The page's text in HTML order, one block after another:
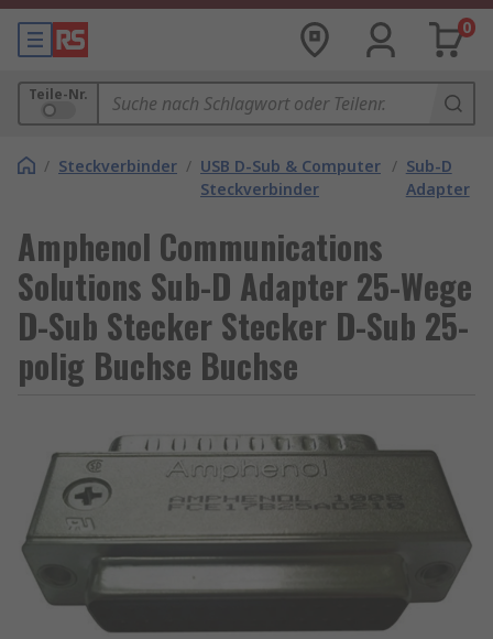
0
Teile-Nr.
/ Steckverbinder / USB D-Sub & Computer
Steckverbinder
/ Sub-D
Adapter
Amphenol Communications
Solutions Sub-D Adapter 25-Wege
D-Sub Stecker Stecker D-Sub 25-
polig Buchse Buchse